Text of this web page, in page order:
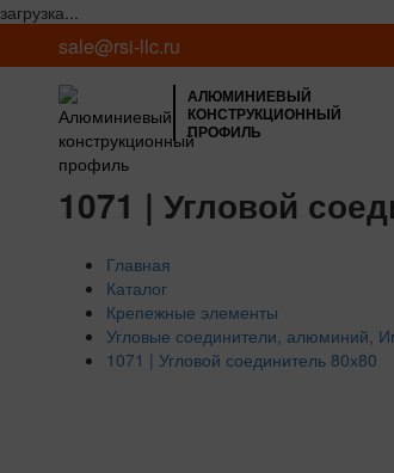
загрузка...
sale@rsi-llc.ru
АЛЮМИНИЕВЫЙ
КОНСТРУКЦИОННЫЙ
ПРОФИЛЬ
1071 | Угловой
Главная
Каталог
Крепежные элементы
Угловые соединители, алюминий,
1071 | Угловой соединитель 80х80